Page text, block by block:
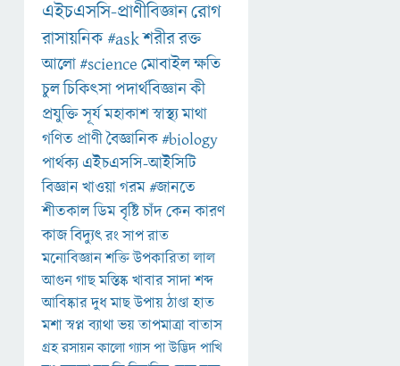
এইচএসসি-প্রাণীবিজ্ঞানরোগ
রাসায়নিক#askশরীররক্ত
আলো#scienceমোবাইলক্ষতি
চুলচিকিৎসাপদার্থবিজ্ঞানকী
প্রযুক্তিসূর্যমহাকাশস্বাস্থ্যমাথা
গণিত প্রাণীবৈজ্ঞানিক#biology
পার্থক্য এইচএসসি-আইসিটি
বিজ্ঞানখাওয়াগরম#জানতে
শীতকালডিমবৃষ্টিচাঁদকেনকারণ
কাজবিদ্যুৎরংসাপরাত
মনোবিজ্ঞানশক্তিউপকারিতালাল
আগুনগাছমস্তিষ্কখাবারসাদাশব্দ
আবিষ্কারদুধমাছউপায়ঠাণ্ডাহাত
মশাস্বপ্নব্যাথাভয়তাপমাত্রাবাতাস
গ্রহরসায়নকালোগ্যাসপাউদ্ভিদপাখি